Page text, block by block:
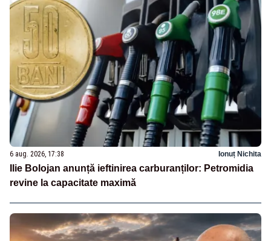
6 aug. 2026, 17:38 Ionuț Nichita
Ilie Bolojan anunță ieftinirea carburanților: Petromidia
revine la capacitate maximă